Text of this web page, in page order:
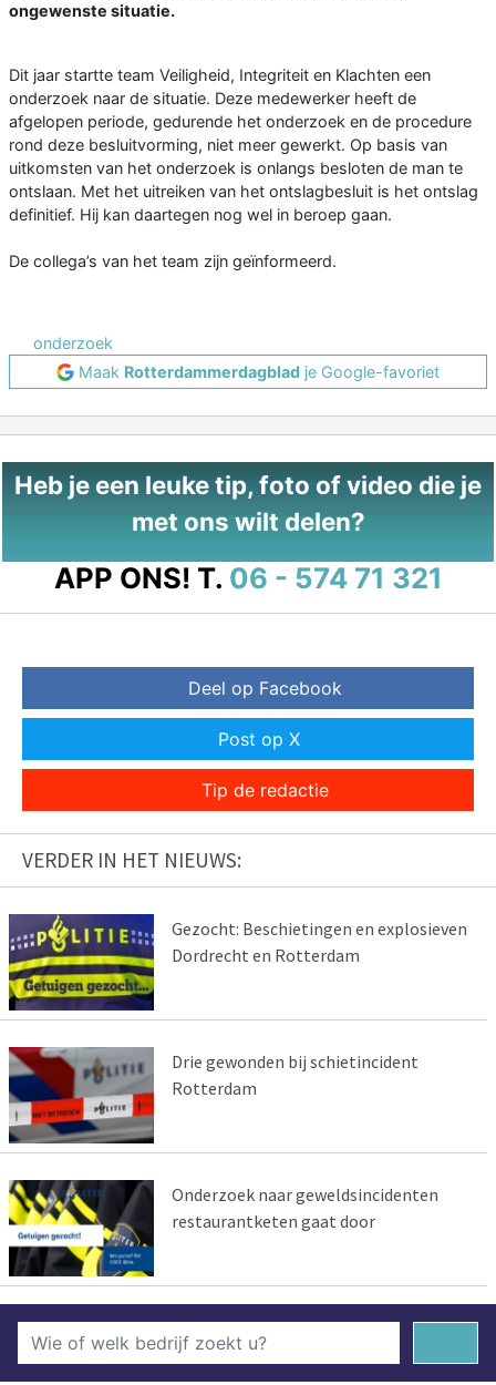
ongewenste situatie.
Dit jaar startte team Veiligheid, Integriteit en Klachten een
onderzoek naar de situatie. Deze medewerker heeft de
afgelopen periode, gedurende het onderzoek en de procedure
rond deze besluitvorming, niet meer gewerkt. Op basis van
uitkomsten van het onderzoek is onlangs besloten de man te
ontslaan. Met het uitreiken van het ontslagbesluit is het ontslag
definitief. Hij kan daartegen nog wel in beroep gaan.
De collega’s van het team zijn geïnformeerd.
onderzoek
Maak Rotterdammerdagblad je Google-favoriet
Heb je een leuke tip, foto of video die je
met ons wilt delen?
APP ONS! T. 06 - 574 71 321
Deel op Facebook
Post op X
Tip de redactie
VERDER IN HET NIEUWS:
Gezocht: Beschietingen en explosieven
Dordrecht en Rotterdam
Drie gewonden bij schietincident
Rotterdam
Onderzoek naar geweldsincidenten
restaurantketen gaat door